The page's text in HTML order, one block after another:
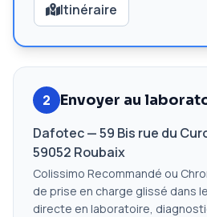
Itinéraire
2
Envoyer au
Dafotec — 59 Bis rue du
59052 Roubaix
Colissimo Recommandé ou
de prise en charge glissé dans
directe en laboratoire,